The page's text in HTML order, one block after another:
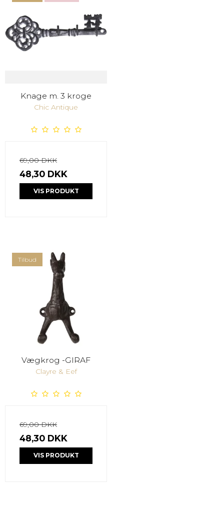
Knage m. 3 kroge
Chic Antique
69,00 DKK
48,30 DKK
VIS PRODUKT
Tilbud
Vægkrog -GIRAF
Clayre & Eef
69,00 DKK
48,30 DKK
VIS PRODUKT